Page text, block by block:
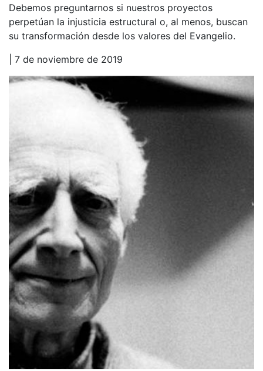
Debemos preguntarnos si nuestros proyectos
perpetúan la injusticia estructural o, al menos, buscan
su transformación desde los valores del Evangelio.
| 7 de noviembre de 2019